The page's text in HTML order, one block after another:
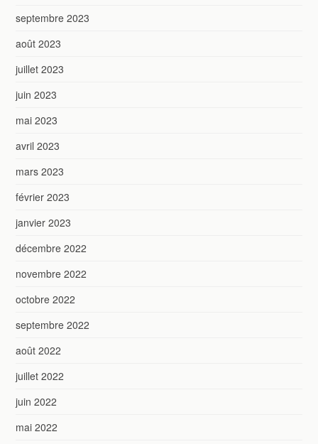
septembre 2023
août 2023
juillet 2023
juin 2023
mai 2023
avril 2023
mars 2023
février 2023
janvier 2023
décembre 2022
novembre 2022
octobre 2022
septembre 2022
août 2022
juillet 2022
juin 2022
mai 2022